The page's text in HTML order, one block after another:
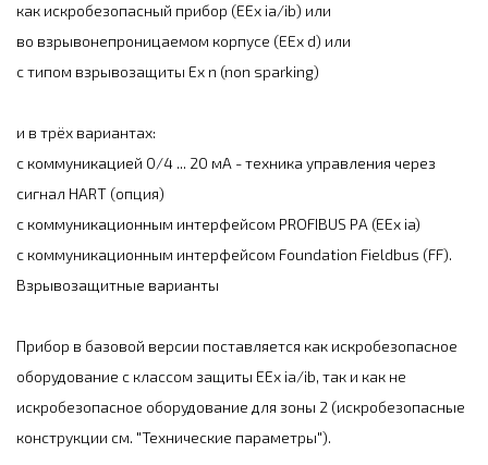
как искробезопасный прибор (EEx ia/ib) или
во взрывонепроницаемом корпусе (EEx d) или
с типом взрывозащиты Ex n (non sparking)
и в трёх вариантах:
с коммуникацией 0/4 ... 20 мА - техника управления через
сигнал HART (опция)
с коммуникационным интерфейсом PROFIBUS PA (EEx ia)
с коммуникационным интерфейсом Foundation Fieldbus (FF).
Взрывозащитные варианты
Прибор в базовой версии поставляется как искробезопасное
оборудование с классом защиты EEx ia/ib, так и как не
искробезопасное оборудование для зоны 2 (искробезопасные
конструкции см. "Технические параметры").